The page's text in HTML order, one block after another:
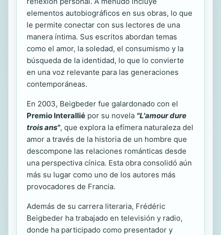
elementos autobiográficos en sus obras, lo que
le permite conectar con sus lectores de una
manera íntima. Sus escritos abordan temas
como el amor, la soledad, el consumismo y la
búsqueda de la identidad, lo que lo convierte
en una voz relevante para las generaciones
contemporáneas.
En 2003, Beigbeder fue galardonado con el
Premio Interallié por su novela "L'amour dure
trois ans", que explora la efímera naturaleza del
amor a través de la historia de un hombre que
descompone las relaciones románticas desde
una perspectiva cínica. Esta obra consolidó aún
más su lugar como uno de los autores más
provocadores de Francia.
Además de su carrera literaria, Frédéric
Beigbeder ha trabajado en televisión y radio,
donde ha participado como presentador y